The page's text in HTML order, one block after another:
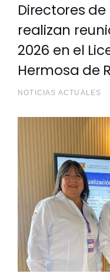
Directores de
realizan
2026 en el
Hermosa de
NOTICIAS ACTUALES